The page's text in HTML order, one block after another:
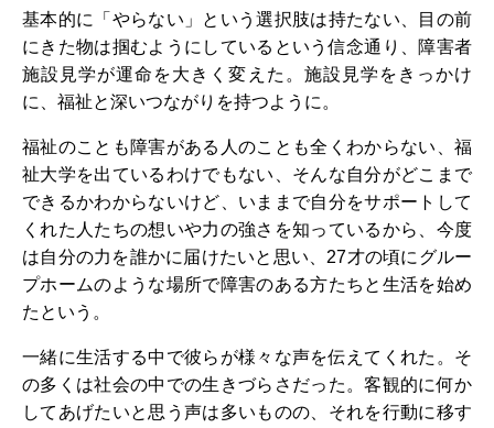
基本的に「やらない」という選択肢は持たない、目の前
にきた物は掴むようにしているという信念通り、障害者
施設見学が運命を大きく変えた。施設見学をきっかけ
に、福祉と深いつながりを持つように。
福祉のことも障害がある人のことも全くわからない、福
祉大学を出ているわけでもない、そんな自分がどこまで
できるかわからないけど、いままで自分をサポートして
くれた人たちの想いや力の強さを知っているから、今度
は自分の力を誰かに届けたいと思い、27才の頃にグルー
プホームのような場所で障害のある方たちと生活を始め
たという。
一緒に生活する中で彼らが様々な声を伝えてくれた。そ
の多くは社会の中での生きづらさだった。客観的に何か
してあげたいと思う声は多いものの、それを行動に移す